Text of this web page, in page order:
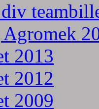
2013
2012
2009